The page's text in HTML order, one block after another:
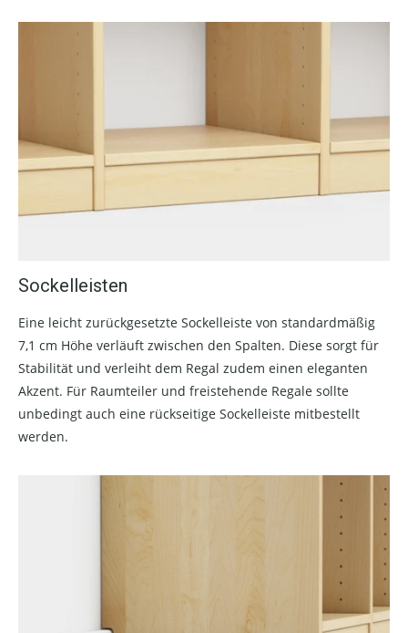
Sockelleisten
Eine leicht zurückgesetzte Sockelleiste von standardmäßig
7,1 cm Höhe verläuft zwischen den Spalten. Diese sorgt für
Stabilität und verleiht dem Regal zudem einen eleganten
Akzent. Für Raumteiler und freistehende Regale sollte
unbedingt auch eine rückseitige Sockelleiste mitbestellt
werden.